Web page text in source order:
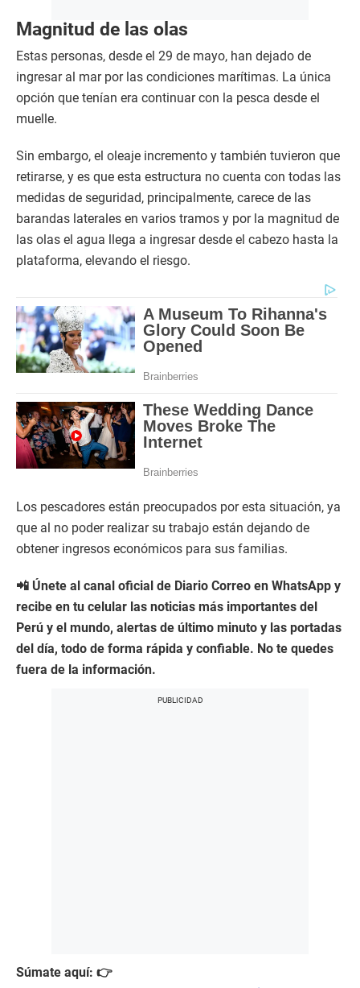
Magnitud de las olas
Estas personas, desde el 29 de mayo, han dejado de
ingresar al mar por las condiciones marítimas. La única
opción que tenían era continuar con la pesca desde el
muelle.
Sin embargo, el oleaje incremento y también tuvieron que
retirarse, y es que esta estructura no cuenta con todas las
medidas de seguridad, principalmente, carece de las
barandas laterales en varios tramos y por la magnitud de
las olas el agua llega a ingresar desde el cabezo hasta la
plataforma, elevando el riesgo.
Los pescadores están preocupados por esta situación, ya
que al no poder realizar su trabajo están dejando de
obtener ingresos económicos para sus familias.
📲 Únete al canal oficial de Diario Correo en WhatsApp y
recibe en tu celular las noticias más importantes del
Perú y el mundo, alertas de último minuto y las portadas
del día, todo de forma rápida y confiable. No te quedes
fuera de la información.
Súmate aquí: 👉